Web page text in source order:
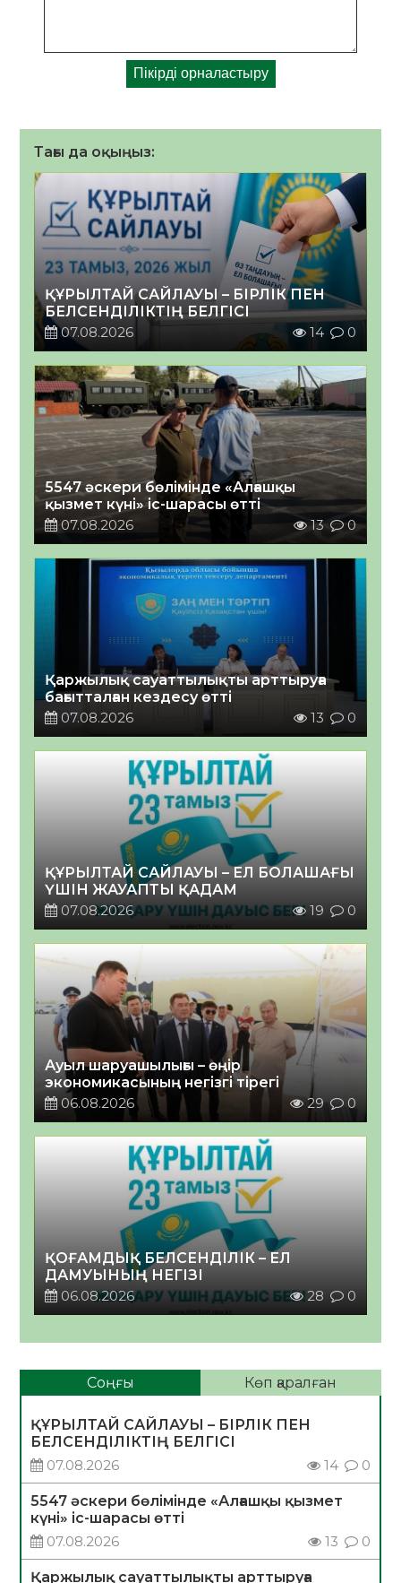
Тағы да оқыңыз:
ҚҰРЫЛТАЙ САЙЛАУЫ – БІРЛІК ПЕН
БЕЛСЕНДІЛІКТІҢ БЕЛГІСІ
07.08.2026
14 0
5547 әскери бөлімінде «Алғашқы
қызмет күні» іс-шарасы өтті
07.08.2026
13 0
Қаржылық сауаттылықты арттыруға
бағытталған кездесу өтті
07.08.2026
13 0
ҚҰРЫЛТАЙ САЙЛАУЫ – ЕЛ БОЛАШАҒЫ
ҮШІН ЖАУАПТЫ ҚАДАМ
07.08.2026
19 0
Ауыл шаруашылығы – өңір
экономикасының негізгі тірегі
06.08.2026
29 0
ҚОҒАМДЫҚ БЕЛСЕНДІЛІК – ЕЛ
ДАМУЫНЫҢ НЕГІЗІ
06.08.2026
28 0
Соңғы Көп қаралған
ҚҰРЫЛТАЙ САЙЛАУЫ – БІРЛІК ПЕН
БЕЛСЕНДІЛІКТІҢ БЕЛГІСІ
07.08.2026
14 0
5547 әскери бөлімінде «Алғашқы қызмет
күні» іс-шарасы өтті
07.08.2026
13 0
Қаржылық сауаттылықты арттыруға